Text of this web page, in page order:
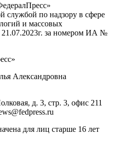
службой по надзору в сфере
и массовых
за номером ИА №
Александровна
д. 3, стр. 3, офис 211
для лиц старше 16 лет